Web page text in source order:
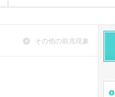
その他の前兆現象